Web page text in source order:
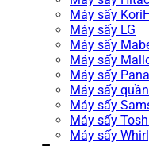
Máy sấy
Máy sấy LG
Máy sấy
Máy sấy
Máy sấy
Máy sấy
Máy sấy
Máy sấy
Máy sấy